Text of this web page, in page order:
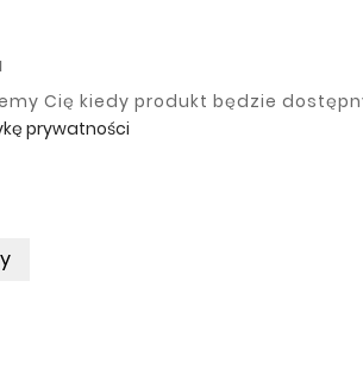
Cię kiedy produkt będzie
prywatności